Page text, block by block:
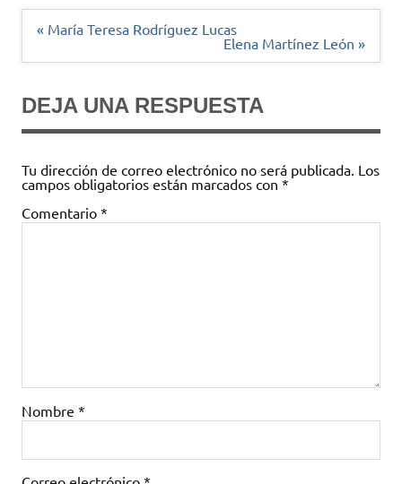
Navegación
« María Teresa Rodríguez Lucas
Elena Martínez León »
DEJA UNA RESPUESTA
Tu dirección de correo electrónico no será publicada. Los
campos obligatorios están marcados con *
Comentario *
Nombre *